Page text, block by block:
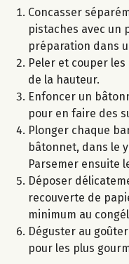
Concasser
pistaches avec un
préparation dans
Peler et couper
de la hauteur.
Enfoncer un
pour en faire des
Plonger chaque
bâtonnet, dans le
Parsemer ensuite
Déposer
recouverte de
minimum au
Déguster au
pour les plus